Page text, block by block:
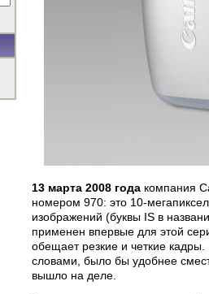
13 марта 2008 года компания
номером 970: это 10-
изображений (буквы IS в
применен впервые для этой
обещает резкие и четкие
словами, было бы удобнее
вышло на деле.